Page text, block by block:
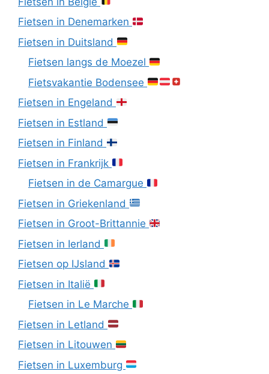
Fietsen in Denemarken
Fietsen in Duitsland
Fietsen langs de Moezel
Fietsvakantie Bodensee
Fietsen in Engeland
Fietsen in Estland
Fietsen in Finland
Fietsen in Frankrijk
Fietsen in de Camargue
Fietsen in Griekenland
Fietsen in Groot-Brittannie
Fietsen in Ierland
Fietsen op IJsland
Fietsen in Italië
Fietsen in Le Marche
Fietsen in Letland
Fietsen in Litouwen
Fietsen in Luxemburg